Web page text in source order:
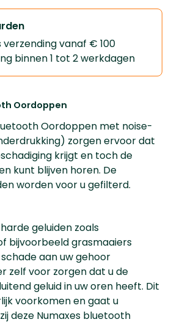
Oordoppen
Oordoppen met noise-
zorgen ervoor dat
krijgt en toch de
kunt blijven horen. De
worden voor u gefilterd.
geluiden zoals
bijvoorbeeld grasmaaiers
aan uw gehoor
zelf voor zorgen dat u de
geluid in uw oren heeft. Dit
voorkomen en gaat u
deze Numaxes bluetooth
verzending vanaf € 100
binnen 1 tot 2 werkdagen